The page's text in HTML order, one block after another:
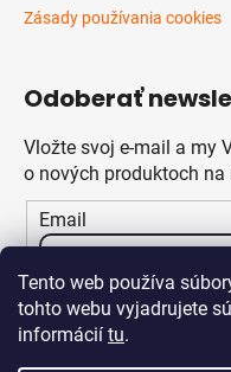
Tento web používa
tohto webu vyjadrujete
informácií tu.
Zásady používania cookies
Odoberať
Vložte svoj e-mail a my
o nových produktoch na
Email
Vložením e-mailu
osobných údajov
PRIHLÁSIŤ SA